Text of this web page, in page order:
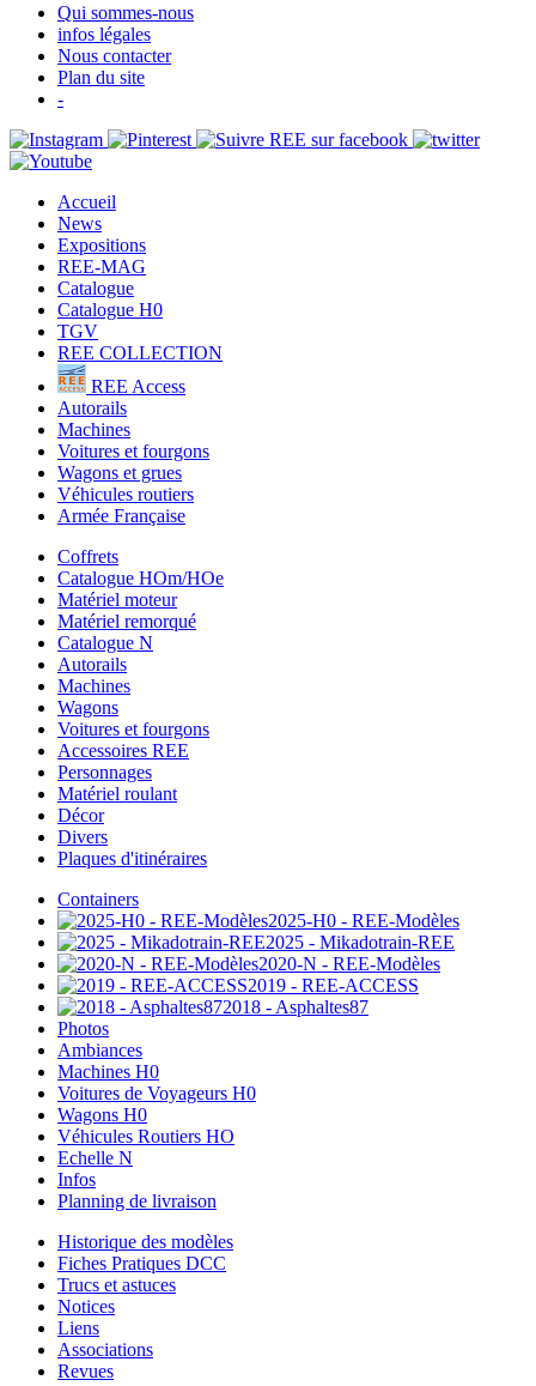
Qui sommes-nous
infos légales
Nous contacter
Plan du site
-
Accueil
News
Expositions
REE-MAG
Catalogue
Catalogue H0
TGV
REE COLLECTION
REE Access
Autorails
Machines
Voitures et fourgons
Wagons et grues
Véhicules routiers
Armée Française
Coffrets
Catalogue HOm/HOe
Matériel moteur
Matériel remorqué
Catalogue N
Autorails
Machines
Wagons
Voitures et fourgons
Accessoires REE
Personnages
Matériel roulant
Décor
Divers
Plaques d'itinéraires
Containers
2025-H0 - REE-Modèles
2025 - Mikadotrain-REE
2020-N - REE-Modèles
2019 - REE-ACCESS
2018 - Asphaltes87
Photos
Ambiances
Machines H0
Voitures de Voyageurs H0
Wagons H0
Véhicules Routiers HO
Echelle N
Infos
Planning de livraison
Historique des modèles
Fiches Pratiques DCC
Trucs et astuces
Notices
Liens
Associations
Revues